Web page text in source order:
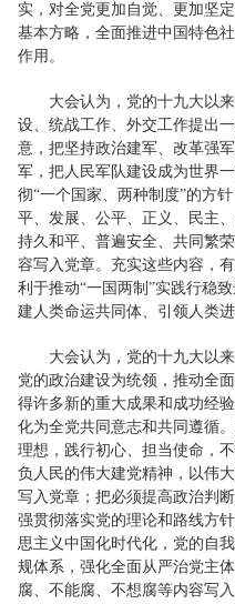
实，对全党更加自觉、更加坚
基本方略，全面推进中国特色
作用。
大会认为，党的十九大以
设、统战工作、外交工作提出
意，把坚持政治建军、改革强
军，把人民军队建设成为世界
彻“一个国家、两种制度”的方
平、发展、公平、正义、民主
持久和平、普遍安全、共同繁
容写入党章。充实这些内容，
利于推动“一国两制”实践行稳
建人类命运共同体、引领人类进
大会认为，党的十九大以
党的政治建设为统领，推动全
得许多新的重大成果和成功经
化为全党共同意志和共同遵循
理想，践行初心、担当使命，
负人民的伟大建党精神，以伟
写入党章；把必须提高政治判
强贯彻落实党的理论和路线方
思主义中国化时代化，党的自
规体系，强化全面从严治党主
腐、不能腐、不想腐等内容写